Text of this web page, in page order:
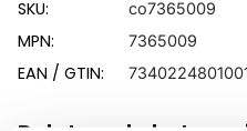
SKU: co7365009
MPN: 7365009
EAN / GTIN: